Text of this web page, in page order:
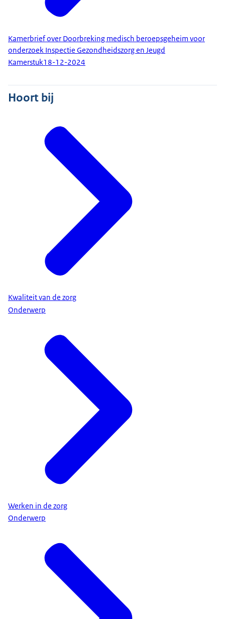
Kamerbrief over Doorbreking medisch beroepsgeheim voor
onderzoek Inspectie Gezondheidszorg en Jeugd
Kamerstuk18-12-2024
Hoort bij
Kwaliteit van de zorg
Onderwerp
Werken in de zorg
Onderwerp